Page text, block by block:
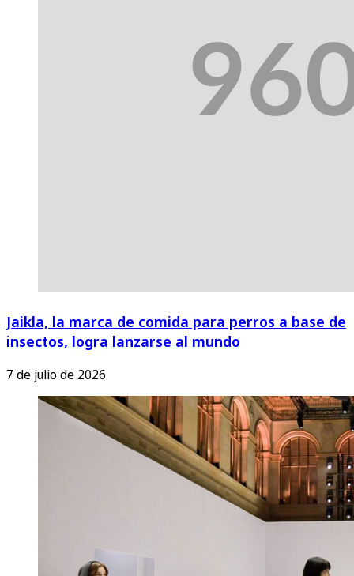
Jaikla, la marca de comida para perros a base de
insectos, logra lanzarse al mundo
7 de julio de 2026